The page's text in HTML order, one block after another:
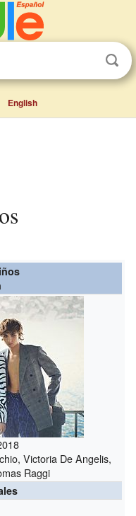
English
Victoria De Angelis,
Raggi